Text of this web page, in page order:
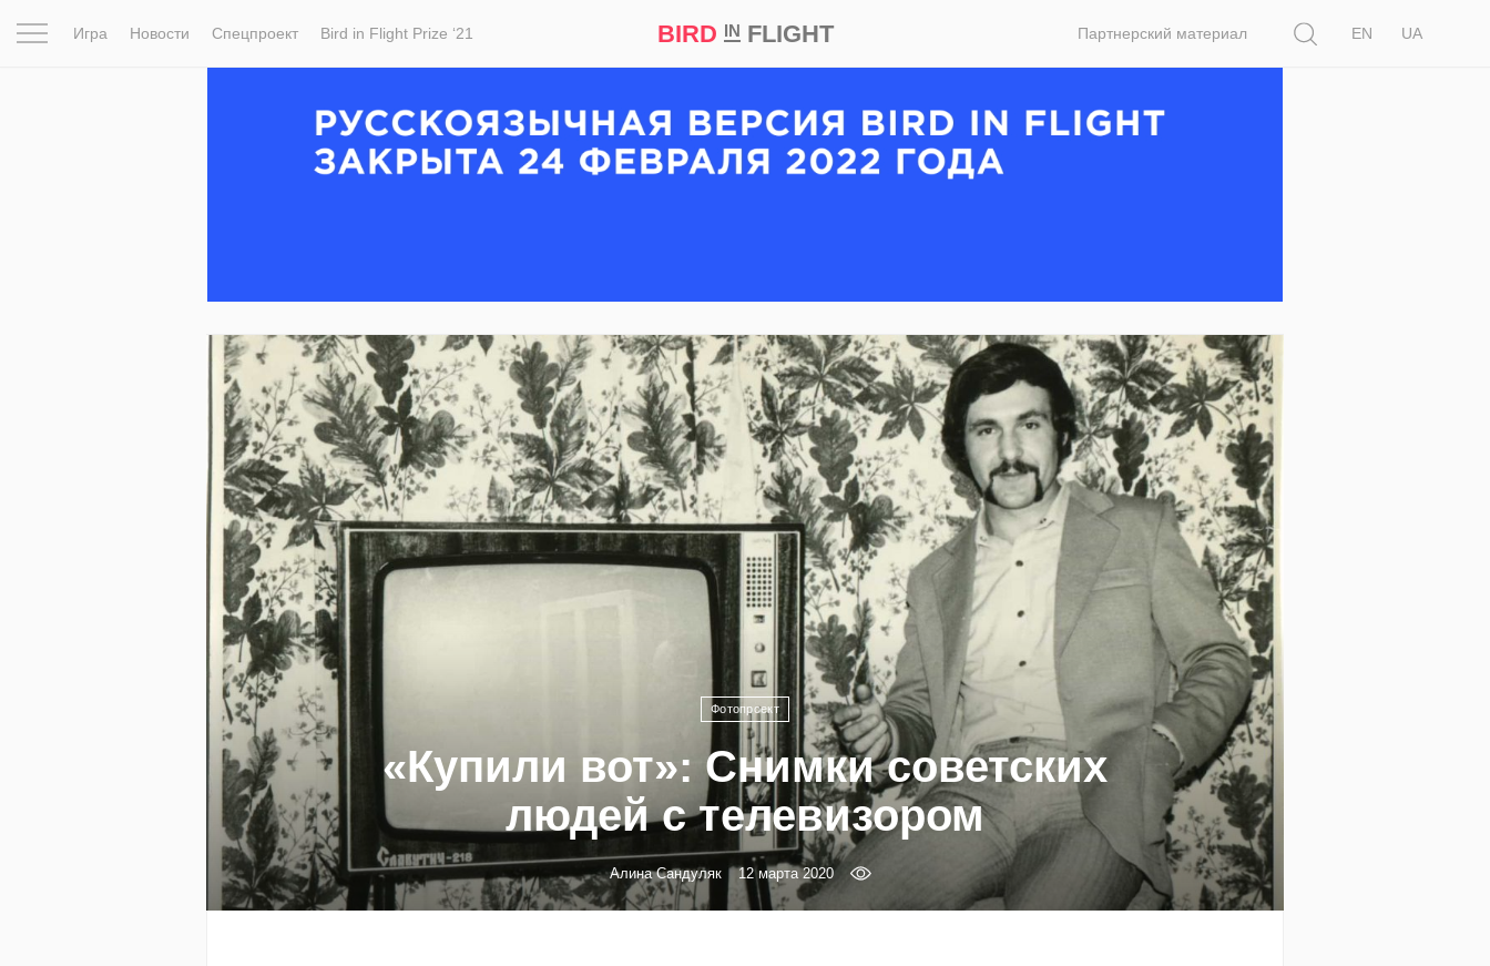
Игра Новости Спецпроект Bird in Flight Prize ‘21 BIRD INFLIGHT Партнерский материал
EN
UA
Фотопроект
«Купили вот»: Снимки советских
людей с телевизором
Алина Сандуляк 12 марта 2020